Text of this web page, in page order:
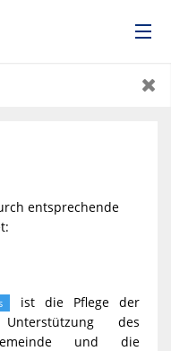
& UMWELT
entsprechende
ist die Pflege der
des
und die